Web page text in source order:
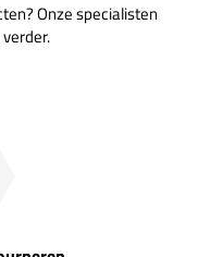
Onze specialisten